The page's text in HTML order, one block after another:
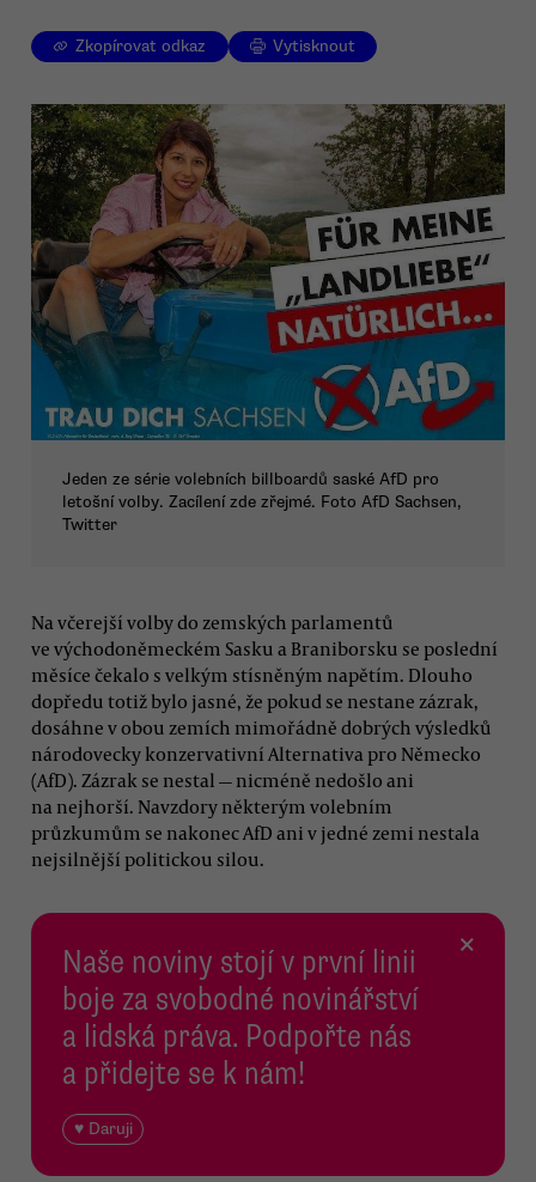
Zkopírovat odkaz Vytisknout
Jeden ze série volebních billboardů saské AfD pro
letošní volby. Zacílení zde zřejmé. Foto AfD Sachsen,
Twitter
Na včerejší volby do zemských parlamentů
ve východoněmeckém Sasku a Braniborsku se poslední
měsíce čekalo s velkým stísněným napětím. Dlouho
dopředu totiž bylo jasné, že pokud se nestane zázrak,
dosáhne v obou zemích mimořádně dobrých výsledků
národovecky konzervativní Alternativa pro Německo
(AfD). Zázrak se nestal — nicméně nedošlo ani
na nejhorší. Navzdory některým volebním
průzkumům se nakonec AfD ani v jedné zemi nestala
nejsilnější politickou silou.
Naše noviny stojí v první linii
boje za svobodné novinářství
a lidská práva. Podpořte nás
a přidejte se k nám!
♥ Daruji
×